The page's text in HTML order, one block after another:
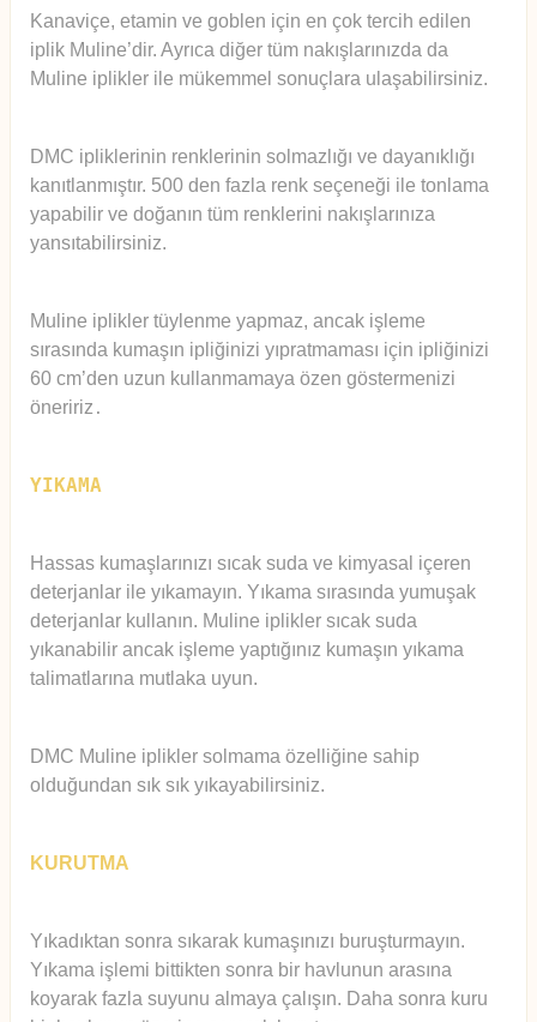
Kanaviçe, etamin ve goblen için en çok tercih edilen
iplik Muline’dir. Ayrıca diğer tüm nakışlarınızda da
Muline iplikler ile mükemmel sonuçlara ulaşabilirsiniz.
DMC ipliklerinin renklerinin solmazlığı ve dayanıklığı
kanıtlanmıştır. 500 den fazla renk seçeneği ile tonlama
yapabilir ve doğanın tüm renklerini nakışlarınıza
yansıtabilirsiniz.
Muline iplikler tüylenme yapmaz, ancak işleme
sırasında kumaşın ipliğinizi yıpratmaması için ipliğinizi
60 cm’den uzun kullanmamaya özen göstermenizi
öneririz .
YIKAMA
Hassas kumaşlarınızı sıcak suda ve kimyasal içeren
deterjanlar ile yıkamayın. Yıkama sırasında yumuşak
deterjanlar kullanın. Muline iplikler sıcak suda
yıkanabilir ancak işleme yaptığınız kumaşın yıkama
talimatlarına mutlaka uyun.
DMC Muline iplikler solmama özelliğine sahip
olduğundan sık sık yıkayabilirsiniz.
KURUTMA
Yıkadıktan sonra sıkarak kumaşınızı buruşturmayın.
Yıkama işlemi bittikten sonra bir havlunun arasına
koyarak fazla suyunu almaya çalışın. Daha sonra kuru